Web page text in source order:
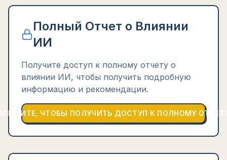
Полный Отчет о Влиянии
ИИ
Получите доступ к полному отчету о
влиянии ИИ, чтобы получить подробную
информацию и рекомендации.
ЧТОБЫ ПОЛУЧИТЬ ДОСТУП К ПОЛНОМУ